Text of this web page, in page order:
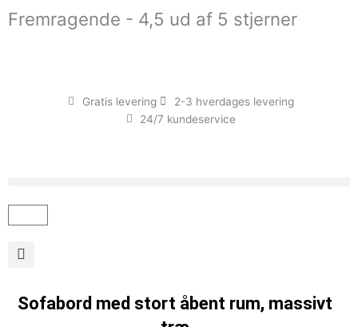
Fremragende - 4,5 ud af 5 stjerner
Gratis levering
2-3 hverdages levering
24/7 kundeservice
Sofabord med stort åbent rum, massivt